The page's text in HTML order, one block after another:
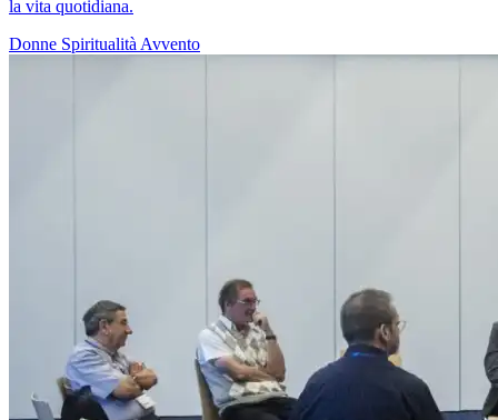
la vita quotidiana.
Donne Spiritualità Avvento